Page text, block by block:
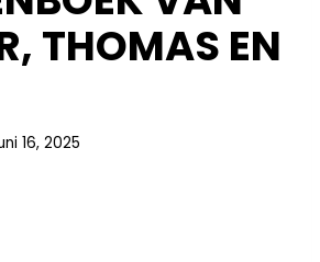
THOMAS EN
16, 2025